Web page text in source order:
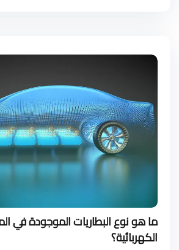
ما هو نوع البطاريات الموجودة في
الكهربائية؟